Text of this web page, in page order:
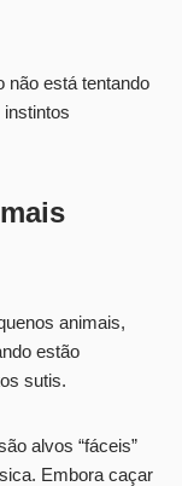
não está tentando
animais,
estão
sutis.
alvos “fáceis”
Embora caçar